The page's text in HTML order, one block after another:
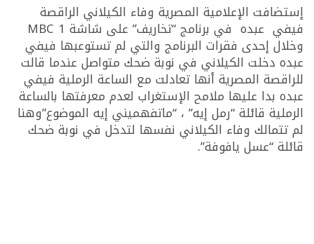
إستضافت الإعلامية المصرية وفاء الكيلاني الراقصة
فيفي عبده في برنامج “تخاريف” على شاشة MBC 1
وخلال إحدى فقرات البرنامج والتي لم تستوعبها فيفي
عبده دخلت الكيلاني في نوبة ضحك متواصل عندما قالت
للراقصة المصرية أنها تعادلت مع الساعة الرملية فيفي
عبده بدا عليها ملامح الإستغراب لعدم معرفتها بالساعة
الرملية قائلة “رمل إيه” ، “ماتفهميني إيه الموضوع”وهنا
لم تتمالك وفاء الكيلاني نفسها لتدخل في نوبة ضحك
قائلة “عسل يافوفة”.